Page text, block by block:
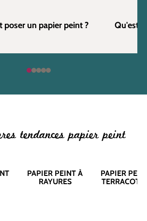
poser un papier peint ? Qu'est
tendances papier peint
PAPIER PEINT À
RAYURES
PAPIER